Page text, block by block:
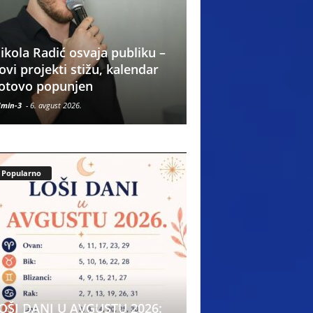
Radić osvaja publiku –
projekti stižu, kalendar
popunjen
3 - 6. avgust 2026.
Popularno
DANI U AVGUSTU 2026: